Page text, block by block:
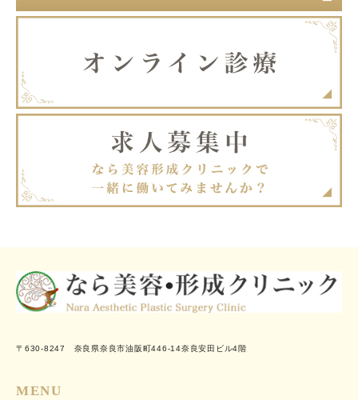
〒630-8247 奈良県奈良市油阪町446-14奈良安田ビル4階
MENU